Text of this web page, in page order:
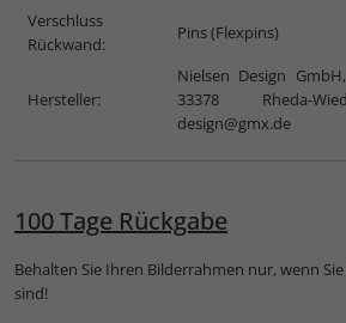
Verschluss
Rückwand:
Pins (Flexpins)
Hersteller:
Nielsen Design
33378 Rheda-
design@gmx.de
100 Tage Rückgabe
Behalten Sie Ihren Bilderrahmen nur, wenn
sind!